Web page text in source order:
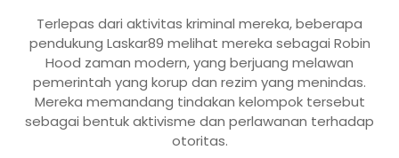
Terlepas dari aktivitas kriminal mereka, beberapa
pendukung Laskar89 melihat mereka sebagai Robin
Hood zaman modern, yang berjuang melawan
pemerintah yang korup dan rezim yang menindas.
Mereka memandang tindakan kelompok tersebut
sebagai bentuk aktivisme dan perlawanan terhadap
otoritas.